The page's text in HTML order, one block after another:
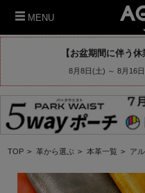
MENU
【お盆期間に伴う
8月8日(土) ～ 8月16
TOP > 革から選ぶ > 本革一覧 > ア